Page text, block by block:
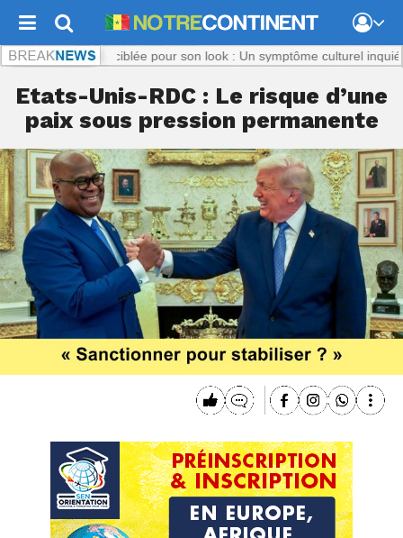
: Titi, ciblée pour son look : Un symptôme culturel inquiétant
Etats-Unis-RDC : Le risque d’une
paix sous pression permanente